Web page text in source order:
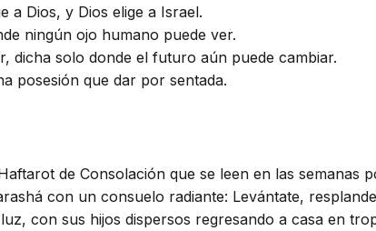
a Dios, y Dios elige a Israel.
ningún ojo humano puede ver.
dicha solo donde el futuro aún puede cambiar.
posesión que dar por sentada.
de Consolación que se leen en las
con un consuelo radiante: Levántate,
con sus hijos dispersos regresando a casa en